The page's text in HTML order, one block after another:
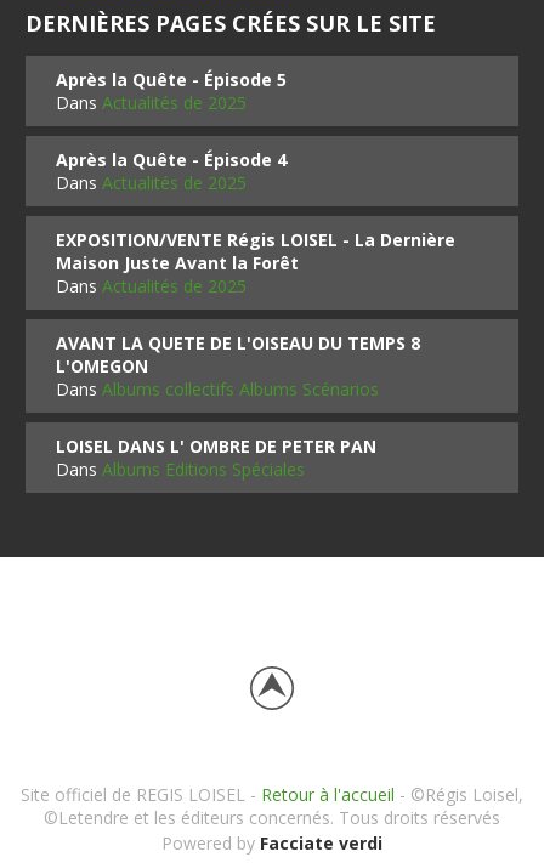
DERNIÈRES PAGES CRÉES SUR LE SITE
Après la Quête - Épisode 5
DansActualités de 2025
Après la Quête - Épisode 4
DansActualités de 2025
EXPOSITION/VENTE Régis LOISEL - La Dernière
Maison Juste Avant la Forêt
DansActualités de 2025
AVANT LA QUETE DE L'OISEAU DU TEMPS 8
L'OMEGON
DansAlbums collectifs Albums Scénarios
LOISEL DANS L' OMBRE DE PETER PAN
DansAlbums Editions Spéciales
Site officiel de REGIS LOISEL - Retour à l'accueil - ©Régis Loisel,
©Letendre et les éditeurs concernés. Tous droits réservés
Powered by Facciate verdi